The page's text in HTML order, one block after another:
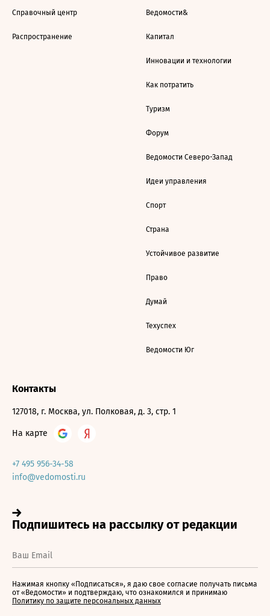
Справочный центр
Распространение
Ведомости&
Капитал
Инновации и технологии
Как потратить
Туризм
Форум
Ведомости Северо-Запад
Идеи управления
Спорт
Страна
Устойчивое развитие
Право
Думай
Техуспех
Ведомости Юг
Контакты
127018, г. Москва, ул. Полковая, д. 3, стр. 1
На карте
+7 495 956-34-58
info@vedomosti.ru
Нажимая кнопку «Подписаться», я даю свое согласие получать письма
от «Ведомости» и подтверждаю, что ознакомился и принимаю
Политику по защите персональных данных